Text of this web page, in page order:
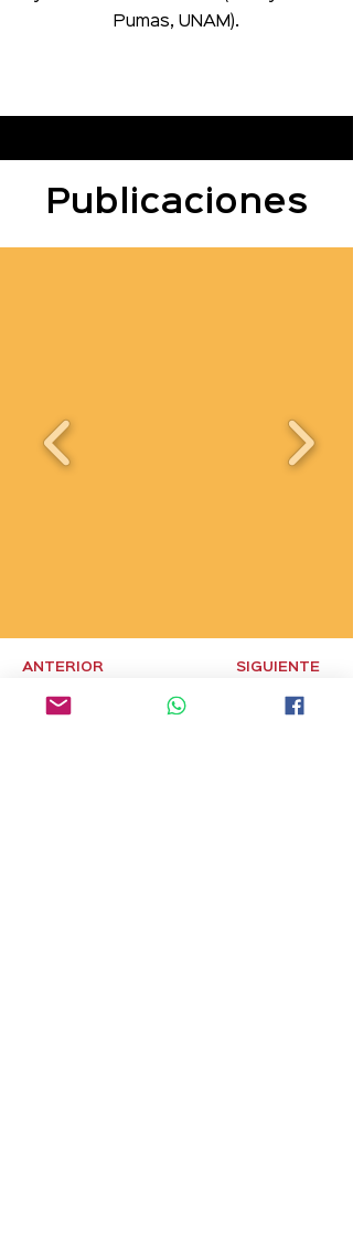
Pumas, UNAM).
Publicaciones
ANTERIOR SIGUIENTE